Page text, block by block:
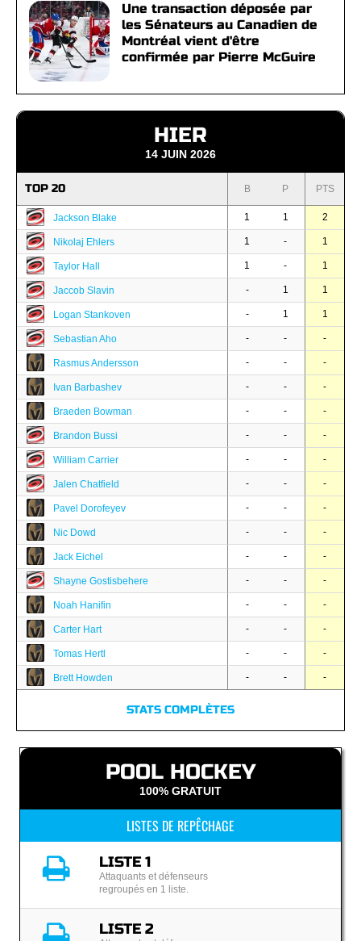
Une transaction déposée par
les Sénateurs au Canadien de
Montréal vient d'être
confirmée par Pierre McGuire
HIER
14 JUIN 2026
TOP 20 B P PTS
Jackson Blake 1 1 2
Nikolaj Ehlers 1 - 1
Taylor Hall 1 - 1
Jaccob Slavin - 1 1
Logan Stankoven - 1 1
Sebastian Aho - - -
Rasmus Andersson - - -
Ivan Barbashev - - -
Braeden Bowman - - -
Brandon Bussi - - -
William Carrier - - -
Jalen Chatfield - - -
Pavel Dorofeyev - - -
Nic Dowd - - -
Jack Eichel - - -
Shayne Gostisbehere - - -
Noah Hanifin - - -
Carter Hart - - -
Tomas Hertl - - -
Brett Howden - - -
STATS COMPLÈTES
POOL HOCKEY
100% GRATUIT
LISTES DE REPÊCHAGE
LISTE 1
Attaquants et défenseurs
regroupés en 1 liste.
LISTE 2